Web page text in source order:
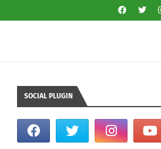
SOCIAL PLUGIN